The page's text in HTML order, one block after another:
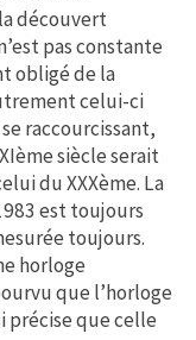
découvert
pas constante
obligé de la
celui-ci
raccourcissant,
siècle serait
du XXXème. La
est toujours
toujours.
horloge
que l’horloge
précise que celle